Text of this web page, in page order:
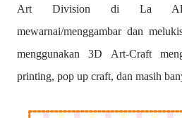
Art Division di La
mewarnai/menggambar dan
menggunakan 3D Art-Craft
printing, pop up craft, dan masih